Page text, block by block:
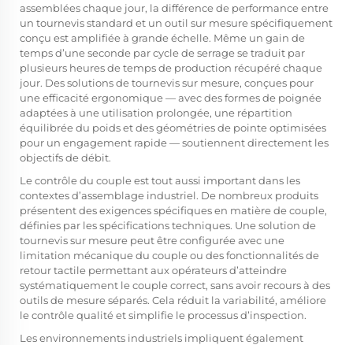
assemblées chaque jour, la différence de performance entre
un tournevis standard et un outil sur mesure spécifiquement
conçu est amplifiée à grande échelle. Même un gain de
temps d’une seconde par cycle de serrage se traduit par
plusieurs heures de temps de production récupéré chaque
jour. Des solutions de tournevis sur mesure, conçues pour
une efficacité ergonomique — avec des formes de poignée
adaptées à une utilisation prolongée, une répartition
équilibrée du poids et des géométries de pointe optimisées
pour un engagement rapide — soutiennent directement les
objectifs de débit.
Le contrôle du couple est tout aussi important dans les
contextes d’assemblage industriel. De nombreux produits
présentent des exigences spécifiques en matière de couple,
définies par les spécifications techniques. Une solution de
tournevis sur mesure peut être configurée avec une
limitation mécanique du couple ou des fonctionnalités de
retour tactile permettant aux opérateurs d’atteindre
systématiquement le couple correct, sans avoir recours à des
outils de mesure séparés. Cela réduit la variabilité, améliore
le contrôle qualité et simplifie le processus d’inspection.
Les environnements industriels impliquent également